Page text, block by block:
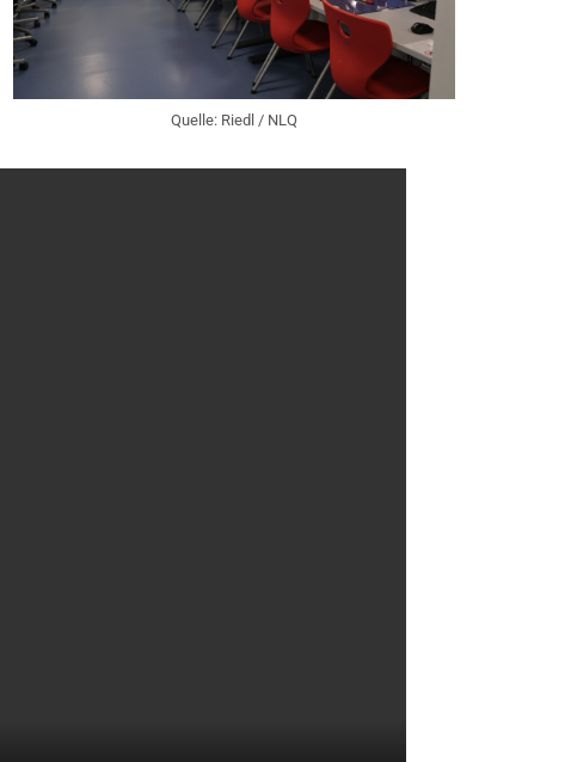
Quelle: Riedl / NLQ